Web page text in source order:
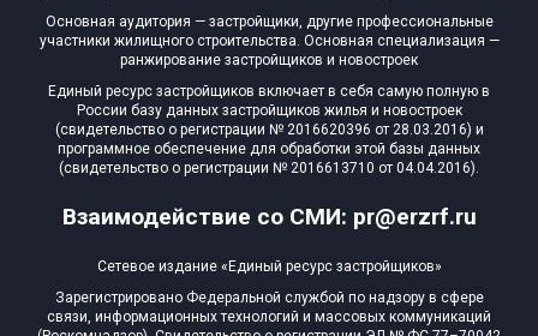
Взаимодействие со СМИ: pr@erzrf.ru
Основная аудитория — застройщики, другие профессиональные
участники жилищного строительства. Основная специализация —
ранжирование застройщиков и новостроек
Единый ресурс застройщиков включает в себя самую полную в
России базу данных застройщиков жилья и новостроек
(свидетельство о регистрации № 2016620396 от 28.03.2016) и
программное обеспечение для обработки этой базы данных
(свидетельство о регистрации № 2016613710 от 04.04.2016).
Сетевое издание «Единый ресурс застройщиков»
Зарегистрировано Федеральной службой по надзору в сфере
связи, информационных технологий и массовых коммуникаций